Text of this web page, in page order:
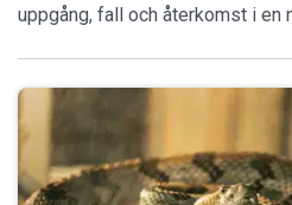
uppgång, fall och återkomst i en